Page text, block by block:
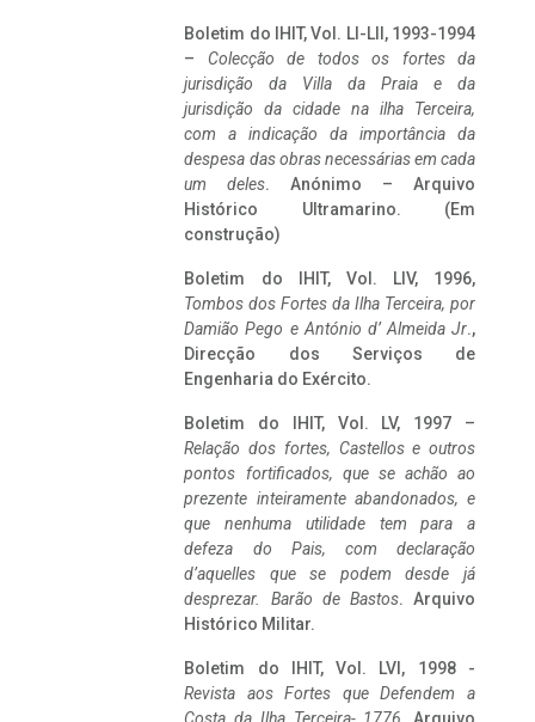
Boletim do IHIT, Vol. LI-LII, 1993-1994
– Colecção de todos os fortes da
jurisdição da Villa da Praia e da
jurisdição da cidade na ilha Terceira,
com a indicação da importância da
despesa das obras necessárias em cada
um deles. Anónimo – Arquivo
Histórico Ultramarino. (Em
construção)
Boletim do IHIT, Vol. LIV, 1996,
Tombos dos Fortes da Ilha Terceira, por
Damião Pego e António d’ Almeida Jr.,
Direcção dos Serviços de
Engenharia do Exército.
Boletim do IHIT, Vol. LV, 1997 –
Relação dos fortes, Castellos e outros
pontos fortificados, que se achão ao
prezente inteiramente abandonados, e
que nenhuma utilidade tem para a
defeza do Pais, com declaração
d’aquelles que se podem desde já
desprezar. Barão de Bastos. Arquivo
Histórico Militar.
Boletim do IHIT, Vol. LVI, 1998 -
Revista aos Fortes que Defendem a